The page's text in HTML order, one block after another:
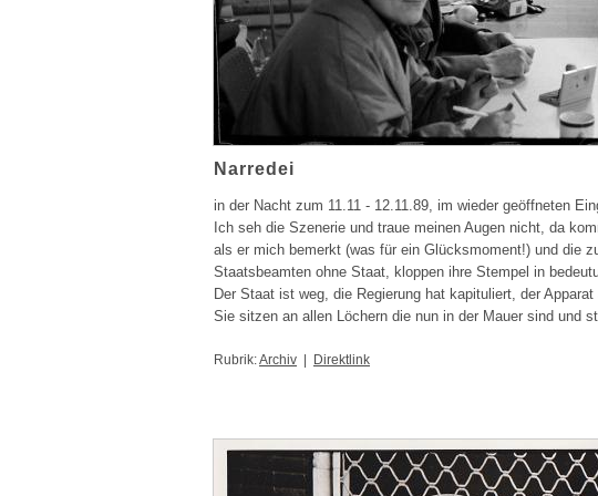
Narredei
in der Nacht zum 11.11 - 12.11.89, im wieder geöffneten
Ich seh die Szenerie und traue meinen Augen nicht, da
als er mich bemerkt (was für ein Glücksmoment!) und die
Staatsbeamten ohne Staat, kloppen ihre Stempel in
Der Staat ist weg, die Regierung hat kapituliert, der
Sie sitzen an allen Löchern die nun in der Mauer sind und
Rubrik:Archiv Direktlink